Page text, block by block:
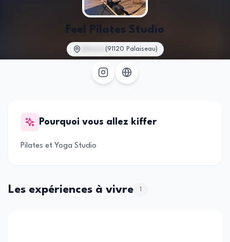
Feel Pilates Studio
(91120 Palaiseau)
Pourquoi vous allez kiffer
Pilates et Yoga Studio
Les expériences à vivre 1